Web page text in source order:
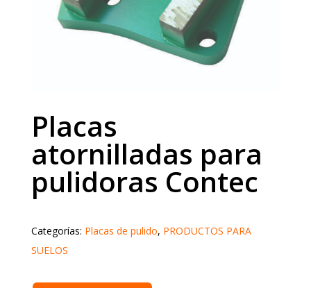
Placas
atornilladas para
pulidoras Contec
Categorías: Placas de pulido, PRODUCTOS PARA
SUELOS